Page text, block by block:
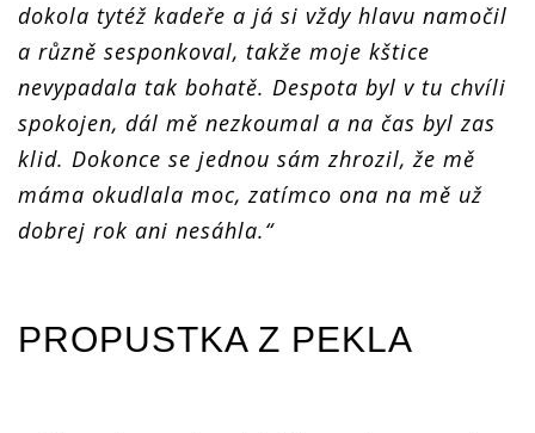
dokola tytéž kadeře a já si vždy hlavu namočil
a různě sesponkoval, takže moje kštice
nevypadala tak bohatě. Despota byl v tu chvíli
spokojen, dál mě nezkoumal a na čas byl zas
klid. Dokonce se jednou sám zhrozil, že mě
máma okudlala moc, zatímco ona na mě už
dobrej rok ani nesáhla.“
PROPUSTKA Z PEKLA